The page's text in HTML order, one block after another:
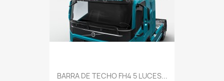
BARRA DE TECHO FH4 5 LUCES...